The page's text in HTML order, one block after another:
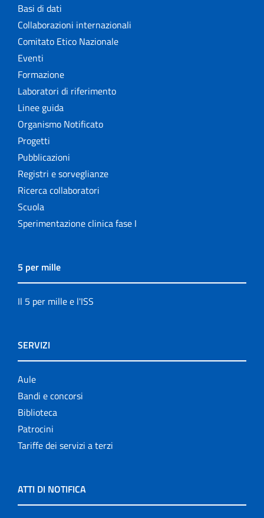
Basi di dati
Collaborazioni internazionali
Comitato Etico Nazionale
Eventi
Formazione
Laboratori di riferimento
Linee guida
Organismo Notificato
Progetti
Pubblicazioni
Registri e sorveglianze
Ricerca collaboratori
Scuola
Sperimentazione clinica fase I
5 per mille
Il 5 per mille e l'ISS
SERVIZI
Aule
Bandi e concorsi
Biblioteca
Patrocini
Tariffe dei servizi a terzi
ATTI DI NOTIFICA